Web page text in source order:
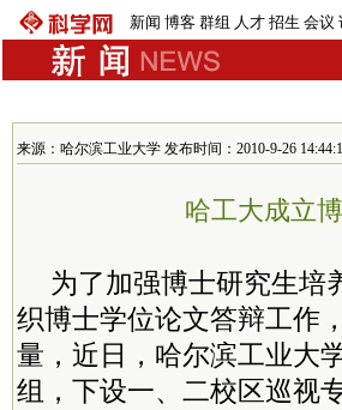
新闻 博客 群组 人才 招生 会议
来源：哈尔滨工业大学 发布时间：2010-9-26
哈工大成立
为了加强博士研究生培
织博士学位论文答辩工作
量，近日，哈尔滨工业大
组，下设一、二校区巡视